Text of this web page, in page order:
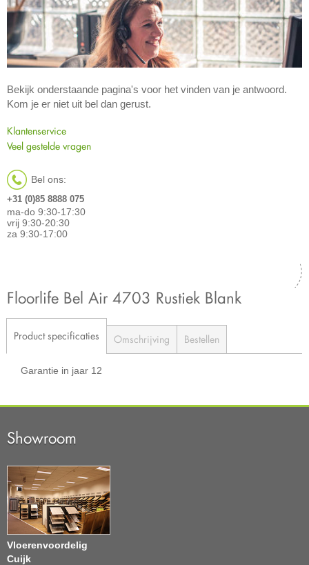
Bekijk onderstaande pagina's voor het vinden van je antwoord.
Kom je er niet uit bel dan gerust.
Klantenservice
Veel gestelde vragen
Bel ons:
+31 (0)85 8888 075
ma-do 9:30-17:30
vrij 9:30-20:30
za 9:30-17:00
Floorlife Bel Air 4703 Rustiek Blank
Product specificaties Omschrijving Bestellen
Garantie in jaar 12
Showroom
Vloerenvoordelig
Cuijk